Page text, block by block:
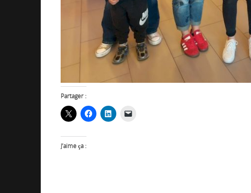
Partager :
J’aime ça :